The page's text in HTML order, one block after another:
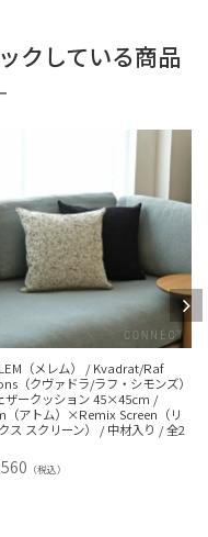
クしている商品
（メレム） / Kvadrat/Raf
（クヴァドラ/ラフ・シモンズ）
ザークッション 45×45cm /
（アトム）×Remix Screen（リ
ス スクリーン） / 中材入り / 全2
（税込）